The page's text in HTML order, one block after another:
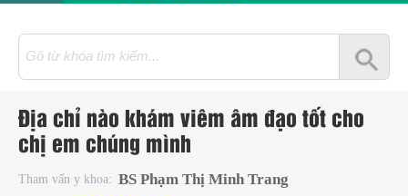
Địa chỉ nào khám viêm âm đạo tốt cho
chị em chúng mình
Tham vấn y khoa: BS Phạm Thị Minh Trang